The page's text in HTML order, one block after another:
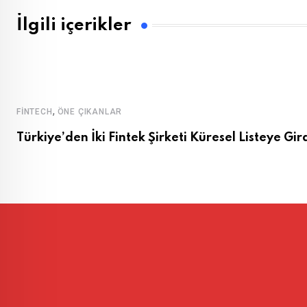
İlgili içerikler
FINTECH , ÖNE ÇIKANLAR
Türkiye’den İki Fintek Şirketi Küresel Listeye